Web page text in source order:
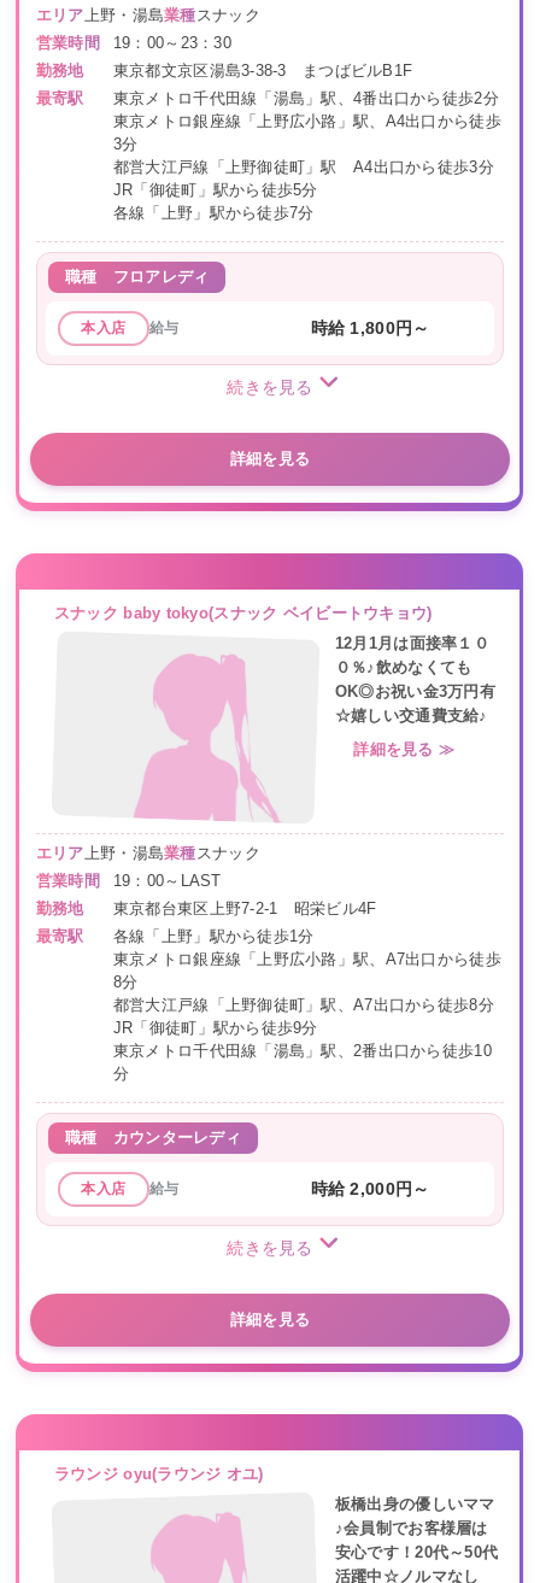
エリア 上野・湯島業種 スナック
営業時間
19：00～23：30
勤務地
東京都文京区湯島3-38-3 まつばビルB1F
最寄駅
東京メトロ千代田線「湯島」駅、4番出口から徒歩2分
東京メトロ銀座線「上野広小路」駅、A4出口から徒歩
3分
都営大江戸線「上野御徒町」駅 A4出口から徒歩3分
JR「御徒町」駅から徒歩5分
各線「上野」駅から徒歩7分
職種 フロアレディ
本入店 給与 時給 1,800円～
続きを見る
詳細を見る
スナック baby tokyo(スナック ベイビートウキョウ)
12月1月は面接率１０
０％♪飲めなくても
OK◎お祝い金3万円有
☆嬉しい交通費支給♪
詳細を見る ≫
エリア 上野・湯島業種 スナック
営業時間
19：00～LAST
勤務地
東京都台東区上野7-2-1 昭栄ビル4F
最寄駅
各線「上野」駅から徒歩1分
東京メトロ銀座線「上野広小路」駅、A7出口から徒歩
8分
都営大江戸線「上野御徒町」駅、A7出口から徒歩8分
JR「御徒町」駅から徒歩9分
東京メトロ千代田線「湯島」駅、2番出口から徒歩10
分
職種 カウンターレディ
本入店 給与 時給 2,000円～
続きを見る
詳細を見る
ラウンジ oyu(ラウンジ オユ)
板橋出身の優しいママ
♪会員制でお客様層は
安心です！20代～50代
活躍中☆ノルマなし